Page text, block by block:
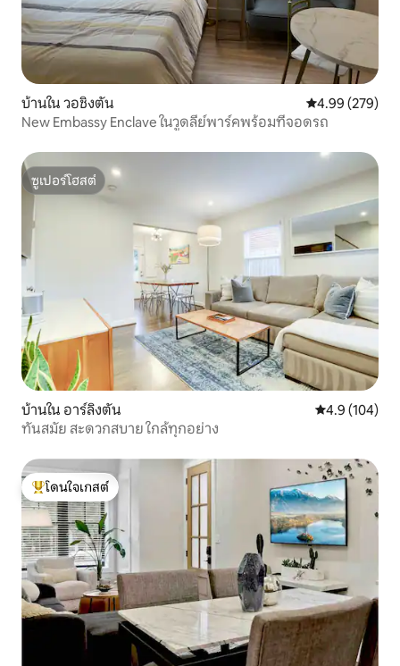
บ้านใน วอชิงตัน คะแนนเฉลี่ย
4.99 (279)
New Embassy Enclave ในวูดลีย์พาร์คพร้อมที่จอดรถ
ซูเปอร์โฮสต์
ซูเปอร์โฮสต์
บ้านใน อาร์ลิงตัน คะแนนเฉลี่ย
4.9 (104)
ทันสมัย สะดวกสบาย ใกล้ทุกอย่าง
โดนใจเกสต์ที่สุด
โดนใจเกสต์